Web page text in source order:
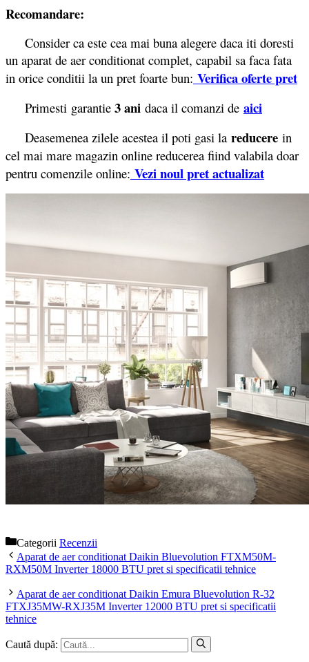
Recomandare:
Consider ca este cea mai buna alegere daca iti doresti
un aparat de aer conditionat complet, capabil sa faca fata
in orice conditii la un pret foarte bun: Verifica oferte pret
Primesti garantie 3 ani daca il comanzi de aici
Deasemenea zilele acestea il poti gasi la reducere in
cel mai mare magazin online reducerea fiind valabila doar
pentru comenzile online: Vezi noul pret actualizat
Categorii Recenzii
Aparat de aer conditionat Daikin Bluevolution FTXM50M-
RXM50M Inverter 18000 BTU pret si specificatii tehnice
Aparat de aer conditionat Daikin Emura Bluevolution R-32
FTXJ35MW-RXJ35M Inverter 12000 BTU pret si specificatii
tehnice
Caută după: